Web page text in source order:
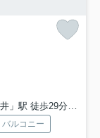
」駅 徒歩29分
バルコニー